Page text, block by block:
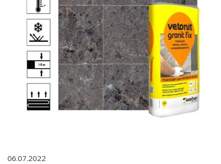
06.07.2022